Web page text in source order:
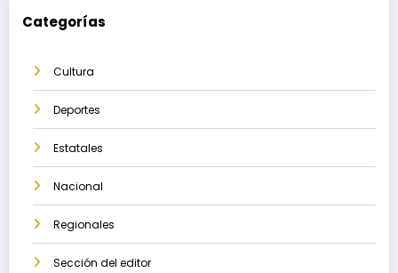
Categorías
Cultura
Deportes
Estatales
Nacional
Regionales
Sección del editor